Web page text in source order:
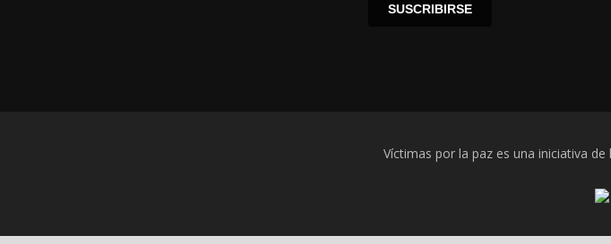
SUSCRIBIRSE
Víctimas por la paz es una iniciativa de